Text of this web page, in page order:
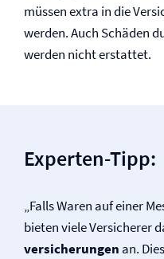
müssen extra in die
werden. Auch Schäden
werden nicht erstattet.
Experten-Tipp:
„Falls Waren auf einer
bieten viele Versicherer
versicherungen an.